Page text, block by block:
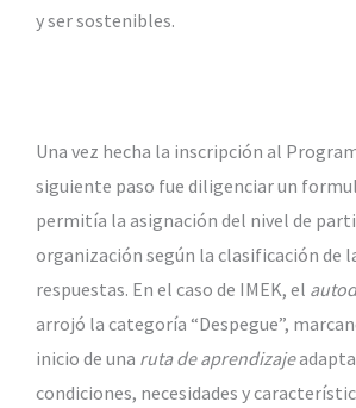
y ser sostenibles.
Una vez hecha la inscripción al
siguiente paso fue diligenciar un
permitía la asignación del nivel de
organización según la clasificación de
respuestas. En el caso de IMEK, el
arrojó la categoría “Despegue”,
inicio de una ruta de aprendizaje
condiciones, necesidades y